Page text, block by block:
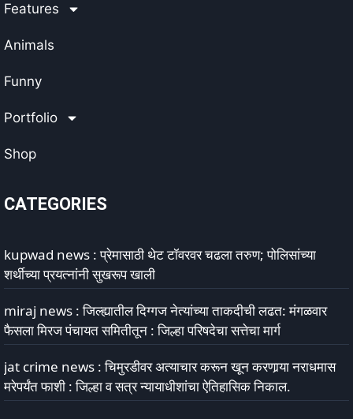
Features
Animals
Funny
Portfolio
Shop
CATEGORIES
kupwad news : प्रेमासाठी थेट टॉवरवर चढला तरुण; पोलिसांच्या
शर्थीच्या प्रयत्नांनी सुखरूप खाली
miraj news : जिल्ह्यातील दिग्गज नेत्यांच्या ताकदीची लढत: मंगळवार
फैसला मिरज पंचायत समितीतून : जिल्हा परिषदेचा सत्तेचा मार्ग
jat crime news : चिमुरडीवर अत्याचार करून खून करणार्‍या नराधमास
मरेपर्यंत फाशी : जिल्हा व सत्र न्यायाधीशांचा ऐतिहासिक निकाल.